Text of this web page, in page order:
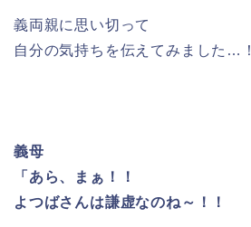
義両親に思い切って
自分の気持ちを伝えてみました…！
義母
「あら、まぁ！！
よつばさんは謙虚なのね～！！